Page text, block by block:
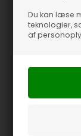
Du kan læse
teknologier,
af
Regnjakken fra
Find din næste